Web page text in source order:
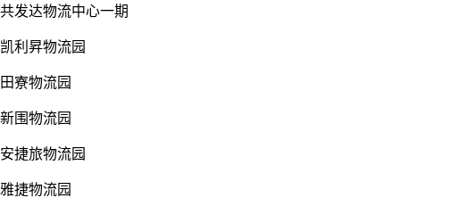
共发达物流中心一期
凯利昇物流园
田寮物流园
新围物流园
安捷旅物流园
雅捷物流园